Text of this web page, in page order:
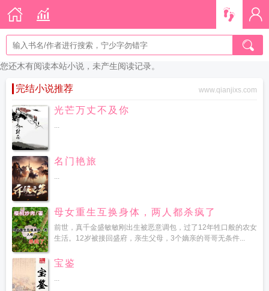
您还木有阅读本站小说，未产生阅读记录。
完结小说推荐 www.qianjixs.com
光芒万丈不及你
...
名门艳旅
...
母女重生互换身体，两人都杀疯了
前世，真千金盛敏敏刚出生被恶意调包，过了12年牲口般的农女
生活。12岁被接回盛府，亲生父母，3个嫡亲的哥哥无条件...
宝鉴
...